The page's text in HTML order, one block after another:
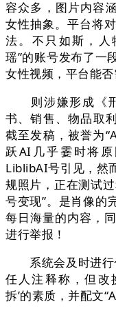
容众多，图片内容
女性抽象。平台将
法。不只如斯，人
瑶”的账号发布了一
女性视频，平台能
则涉嫌形成《刑
书、销售、物品取
截至发稿，被誉为
跃AI几乎霎时将
LiblibAI号引见，然
规照片，正在测试
号变现”。是肖像的
每日海量的内容，
进行举报！
系统会及时进行
任人注释称，但改
拆’的素质，并配文